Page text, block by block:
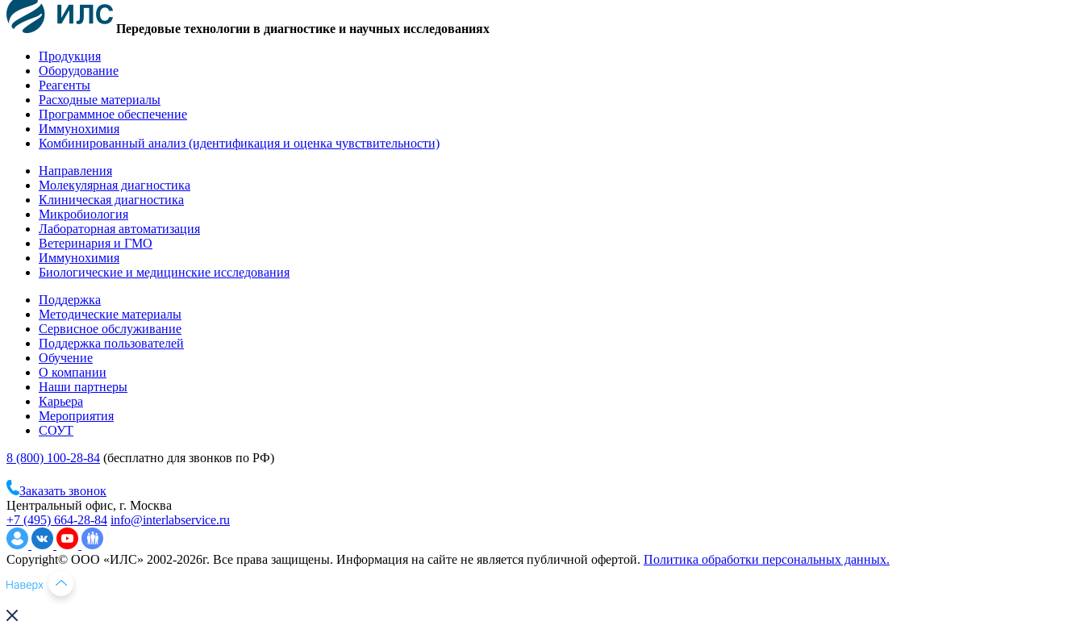
Передовые технологии в диагностике и научных исследованиях
Продукция
Оборудование
Реагенты
Расходные материалы
Программное обеспечение
Иммунохимия
Комбинированный анализ (идентификация и оценка чувствительности)
Направления
Молекулярная диагностика
Клиническая диагностика
Микробиология
Лабораторная автоматизация
Ветеринария и ГМО
Иммунохимия
Биологические и медицинские исследования
Поддержка
Методические материалы
Сервисное обслуживание
Поддержка пользователей
Обучение
О компании
Наши партнеры
Карьера
Мероприятия
СОУТ
8 (800) 100-28-84 (бесплатно для звонков по РФ)
Заказать звонок
Центральный офис, г. Москва
+7 (495) 664-28-84 info@interlabservice.ru
Copyright© ООО «ИЛС» 2002-2026г. Все права защищены. Информация на сайте не является публичной офертой. Политика обработки персональных данных.